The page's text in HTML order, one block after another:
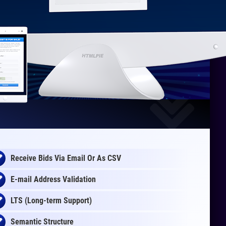
Receive Bids Via Email Or As CSV
E-mail Address Validation
LTS (Long-term Support)
Semantic Structure